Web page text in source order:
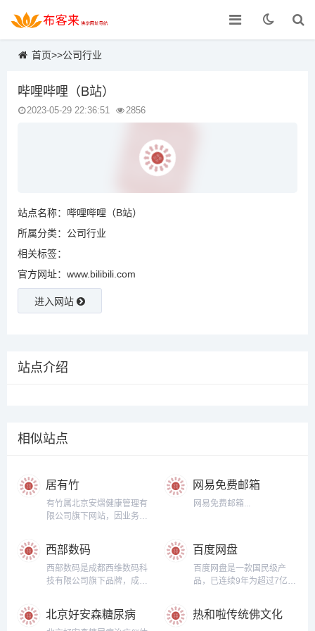
首页>>公司行业
哔哩哔哩（B站）
2023-05-29 22:36:51 2856
站点名称：哔哩哔哩（B站）
所属分类： 公司行业
相关标签：
官方网址：www.bilibili.com
进入网站
站点介绍
相似站点
居有竹
有竹属北京安熠健康管理有
限公司旗下网站，因业务发
国际竹艺商贸城从事线上销
售业务。“居有竹”这个名称
的出处是宋.苏东坡诗作《於
潜僧绿筠轩》：宁可食无
可肥，士俗不可医。旁人笑
网易免费邮箱
网易免费邮箱...
西部数码
西部数码是成都西维数码科
技有限公司旗下品牌，成立
万元，主营信息存储与发布
平台，服务项目包括：域名
百度网盘
百度网盘是一款国民级产
品，已连续9年为超过7亿用
存储服务，已实现电脑、手
机、电视等多种终端场景的
北京好安森糖尿病
热和啦传统佛文化